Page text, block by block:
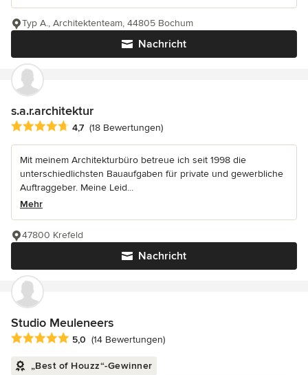
Nachricht
Typ A., Architektenteam, 44805 Bochum
s.a.r.architektur
Durchschnittliche Bewertung: 4.7 von 5 Sternen
4,7 (18 Bewertungen)
Mit meinem Architekturbüro betreue ich seit 1998 die
unterschiedlichsten Bauaufgaben für private und gewerbliche
Auftraggeber. Meine Leid...
Mehr
Nachricht
47800 Krefeld
Studio Meuleneers
Durchschnittliche Bewertung: 5 von 5 Sternen
5,0 (14 Bewertungen)
„Best of Houzz“-Gewinner